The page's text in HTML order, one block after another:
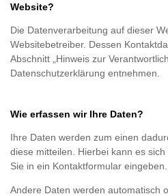
Website?
Die Datenverarbeitung auf dieser
Websitebetreiber. Dessen
Abschnitt „Hinweis zur
Datenschutzerklärung entnehmen.
Wie erfassen wir Ihre Daten?
Ihre Daten werden zum einen
diese mitteilen. Hierbei kann es
Sie in ein Kontaktformular eingeben.
Andere Daten werden automatisch